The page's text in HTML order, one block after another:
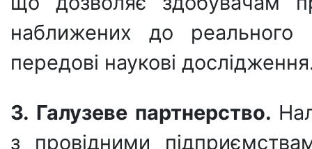
наближених до реального
передові наукові
3. Галузеве партнерство.
з провідними